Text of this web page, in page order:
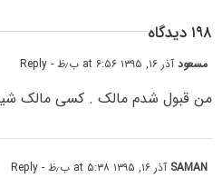
۱۹۸ دیدگاه
مسعودآذر ۱۶, ۱۳۹۵ at ۶:۵۶ ب٫ظ - Reply
من قبول شدم مالک . کسی مالک
SAMAN آذر ۱۶, ۱۳۹۵ at ۵:۳۸ ب٫ظ - Reply